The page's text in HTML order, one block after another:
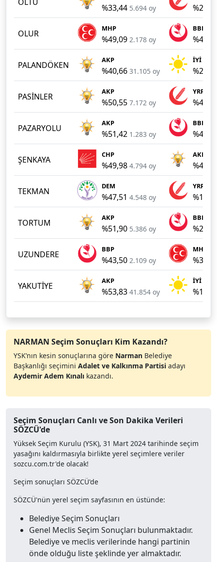
%33,44 5.694 oy
OLUR MHP
%49,09 2.178 oy
BBP
PALANDÖKEN AKP
%40,66 31.105 oy
İYİ
PASİNLER AKP
%50,55 7.172 oy
YRP
PAZARYOLU AKP
%51,42 1.283 oy
BBP
ŞENKAYA CHP
%49,98 4.794 oy
AKP
TEKMAN DEM
%47,51 4.548 oy
YRP
TORTUM AKP
%51,90 5.386 oy
BBP
UZUNDERE BBP
%43,50 2.109 oy
MHP
YAKUTİYE AKP
%53,83 41.854 oy
İYİ
NARMAN Seçim Sonuçları Kim Kazandı?
YSK’nın kesin sonuçlarına göre Narman Belediye
Başkanlığı seçimini Adalet ve Kalkınma Partisi adayı
Aydemir Adem Kınalı kazandı.
Seçim Sonuçları Canlı ve Son Dakika Verileri
SÖZCÜ'de
Yüksek Seçim Kurulu (YSK), 31 Mart 2024 tarihinde seçim
yasağını kaldırmasıyla birlikte yerel seçimlere veriler
sozcu.com.tr'de olacak!
Seçim sonuçları SÖZCÜ'de
SÖZCÜ'nün yerel seçim sayfasının en üstünde:
Belediye Seçim Sonuçları
Genel Meclis Seçim Sonuçları bulunmaktadır.
Belediye ve meclis verilerinde hangi partinin
önde olduğu liste şeklinde yer almaktadır.